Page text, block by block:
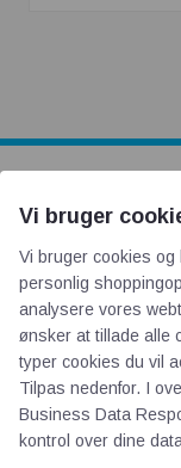
AOT
Om os
Priser
Kontakt
Persondata
Videncentre
Vi bruger
Vi bruger cookies og
personlig
analysere vores
ønsker at tillade alle
typer cookies du vil
Tilpas nedenfor. I
Business Data
kontrol over dine